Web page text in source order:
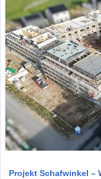
Projekt Schafwinkel –